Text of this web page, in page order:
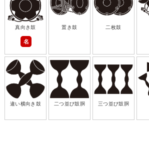
真向き鼓
名
置き鼓 二枚鼓
違い横向き鼓 二つ並び鼓胴 三つ並び鼓胴